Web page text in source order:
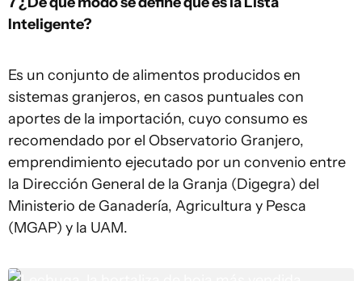
Inteligente?
Es un conjunto de alimentos producidos en
sistemas granjeros, en casos puntuales con
aportes de la importación, cuyo consumo es
recomendado por el Observatorio Granjero,
emprendimiento ejecutado por un convenio entre
la Dirección General de la Granja (Digegra) del
Ministerio de Ganadería, Agricultura y Pesca
(MGAP) y la UAM.